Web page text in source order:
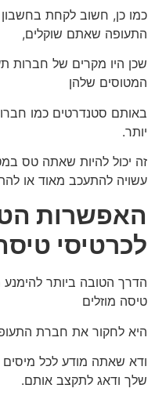
כמו כן, חשוב לקחת
התעופה שאתם שוקלים,
שכן היו מקרים של חברות
המטוסים שלהן
באותם סטנדרטים כמו
יותר.
זה יכול להיות שאתה טס
עשויה להתעכב מאוד או
האפשרות
לכרטיסי
הדרך הטובה ביותר
טיסה מוזלים
היא לחקור את חברת
ודא שאתה מודע לכל מיסים
שלך ודאג לתקצב אותם.